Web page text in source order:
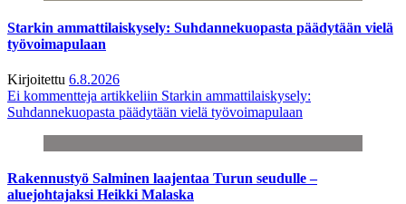
Starkin ammattilaiskysely: Suhdannekuopasta päädytään vielä
työvoimapulaan
Kirjoitettu 6.8.2026
Ei kommentteja artikkeliin Starkin ammattilaiskysely:
Suhdannekuopasta päädytään vielä työvoimapulaan
Rakennustyö Salminen laajentaa Turun seudulle –
aluejohtajaksi Heikki Malaska